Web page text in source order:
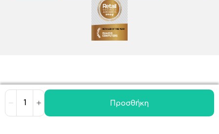
Μείωση Αύξηση Προσθήκη